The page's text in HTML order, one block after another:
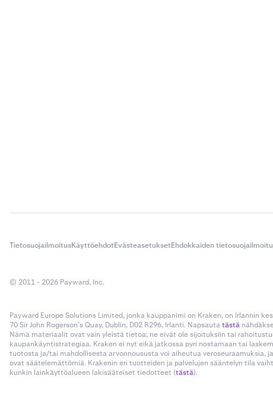
TietosuojailmoitusKäyttöehdotEvästeasetuksetEhdokkaiden
© 2011 - 2026 Payward, Inc.
Payward Europe Solutions Limited, jonka kauppanimi on Kraken, on Irlannin
70 Sir John Rogerson’s Quay, Dublin, D02 R296, Irlanti. Napsautatästä
Nämä materiaalit ovat vain yleistä tietoa; ne eivät ole sijoituksiin tai
kaupankäyntistrategiaa. Kraken ei nyt eikä jatkossa pyri nostamaan tai
tuotosta ja/tai mahdollisesta arvonnoususta voi aiheutua
ovat säätelemättömiä. Krakenin eri tuotteiden ja palvelujen sääntelyn tila
kunkin lainkäyttöalueen lakisääteiset tiedotteet (tästä).